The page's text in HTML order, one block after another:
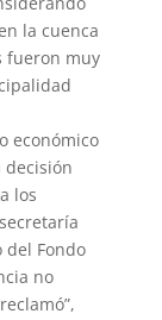
la cuenca
fueron muy
económico
los
del Fondo
no